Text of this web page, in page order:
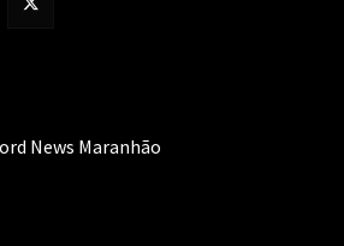
News Maranhão